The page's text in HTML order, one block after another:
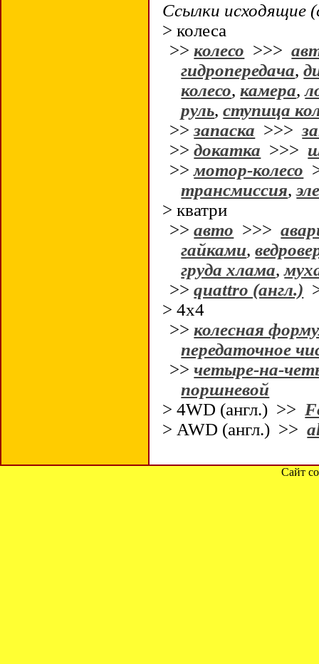
Ссылки исходящие
> колеса
>>колесо >>>
гидропередача,
колесо,камера,
руль,ступица
>>запаска >>>
>>докатка >>>
>>мотор-колесо
трансмиссия,
> кватри
>>авто >>>
гайками,
груда хлама,
>>quattro (англ.)
> 4х4
>>колесная
передаточное
>>четыре-на-
поршневой
> 4WD (англ.) >>
> AWD (англ.) >>
Сайт